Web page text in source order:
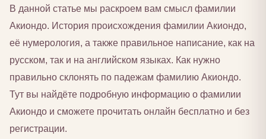
В данной статье мы раскроем вам смысл фамилии
Акиондо. История происхождения фамилии Акиондо,
её нумерология, а также правильное написание, как на
русском, так и на английском языках. Как нужно
правильно склонять по падежам фамилию Акиондо.
Тут вы найдёте подробную информацию о фамилии
Акиондо и сможете прочитать онлайн бесплатно и без
регистрации.